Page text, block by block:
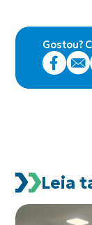
Gostou?
Leia